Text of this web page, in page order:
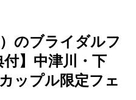
のブライダルフ
付】中津川・下
ップル限定フェ